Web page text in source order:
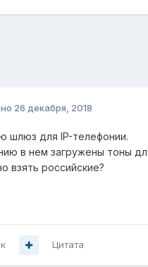
26 декабря, 2018
шлюз для IP-телефонии.
в нем загружены тоны
взять российские?
Цитата